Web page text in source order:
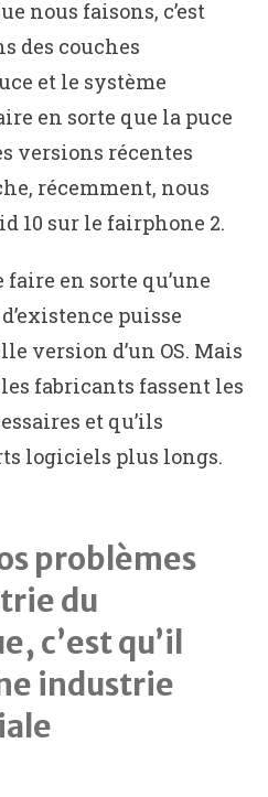
nous faisons, c’est
des couches
et le système
en sorte que la puce
versions récentes
récemment, nous
10 sur le fairphone 2.
faire en sorte qu’une
puisse
version d’un OS. Mais
fabricants fassent les
et qu’ils
logiciels plus longs.
problèmes
du
c’est qu’il
industrie